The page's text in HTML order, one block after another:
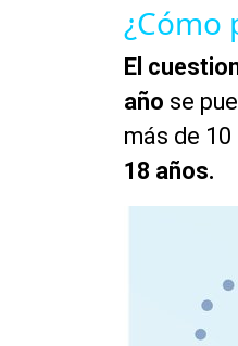
¿Cómo
El
año se
más de
18 años.